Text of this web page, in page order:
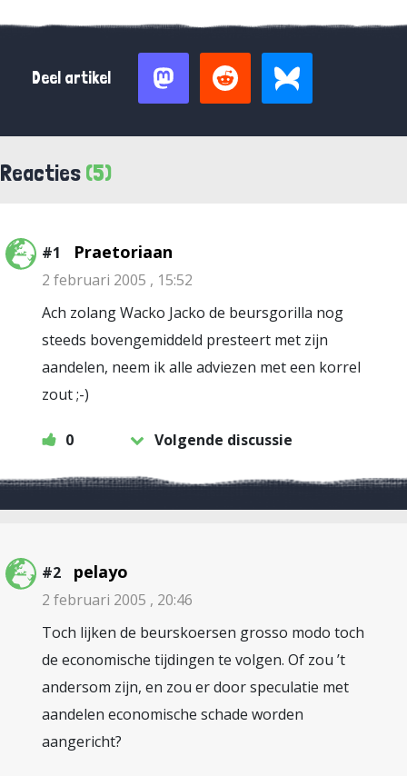
Deel artikel
Reacties (5)
#1 Praetoriaan
2 februari 2005 , 15:52
Ach zolang Wacko Jacko de beursgorilla nog
steeds bovengemiddeld presteert met zijn
aandelen, neem ik alle adviezen met een korrel
zout ;-)
0 Volgende discussie
#2 pelayo
2 februari 2005 , 20:46
Toch lijken de beurskoersen grosso modo toch
de economische tijdingen te volgen. Of zou ’t
andersom zijn, en zou er door speculatie met
aandelen economische schade worden
aangericht?